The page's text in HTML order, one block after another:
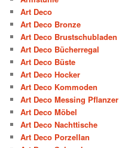
Art Deco
Art Deco Bronze
Art Deco Brustschubladen
Art Deco Bücherregal
Art Deco Büste
Art Deco Hocker
Art Deco Kommoden
Art Deco Messing Pflanzer
Art Deco Möbel
Art Deco Nachttische
Art Deco Porzellan